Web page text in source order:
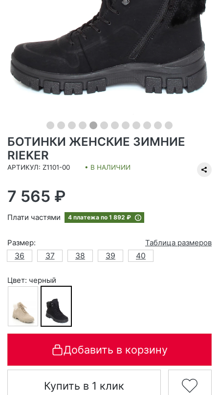
БОТИНКИ ЖЕНСКИЕ ЗИМНИЕ
RIEKER
АРТИКУЛ: Z1101-00 • В НАЛИЧИИ
7 565 ₽
Плати частями 4 платежа по 1 892 ₽
Размер:
Таблица размеров
36
37 38 39 40
Цвет: черный
Добавить в корзину
Купить в 1 клик